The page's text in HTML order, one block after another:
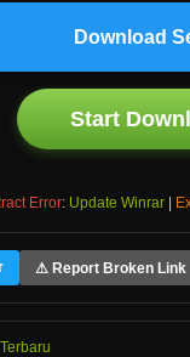
Download
Start
Error: Update Winrar
⚠ Report Broken Link